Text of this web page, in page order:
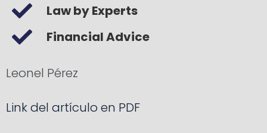
Law by Experts
Financial Advice
Leonel Pérez
Link del artículo en PDF